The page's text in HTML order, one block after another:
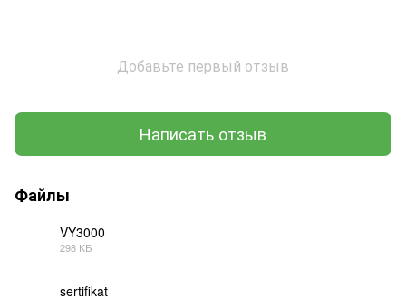
Добавьте первый отзыв
Написать отзыв
Файлы
VY3000
298 КБ
sertifikat